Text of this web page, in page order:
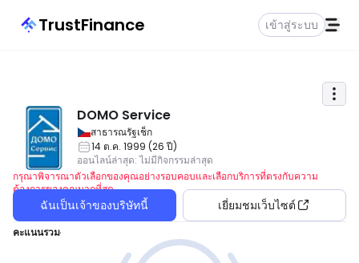
TrustFinance เข้าสู่ระบบ
DOMO Service
สาธารณรัฐเช็ก
14 ต.ค. 1999 (26 ปี)
ออนไลน์ล่าสุด: ไม่มีกิจกรรมล่าสุด
กรุณาพิจารณาตัวเลือกของคุณอย่างรอบคอบและเลือกบริการที่ตรงกับความ
ต้องการของคุณมากที่สุด
ฉันเป็นเจ้าของบริษัทนี้ เยี่ยมชมเว็บไซต์
คะแนนรวม